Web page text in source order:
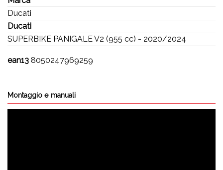
Ducati
Ducati
SUPERBIKE PANIGALE V2 (955 cc) - 2020/2024
ean13 8050247969259
Montaggio e manuali